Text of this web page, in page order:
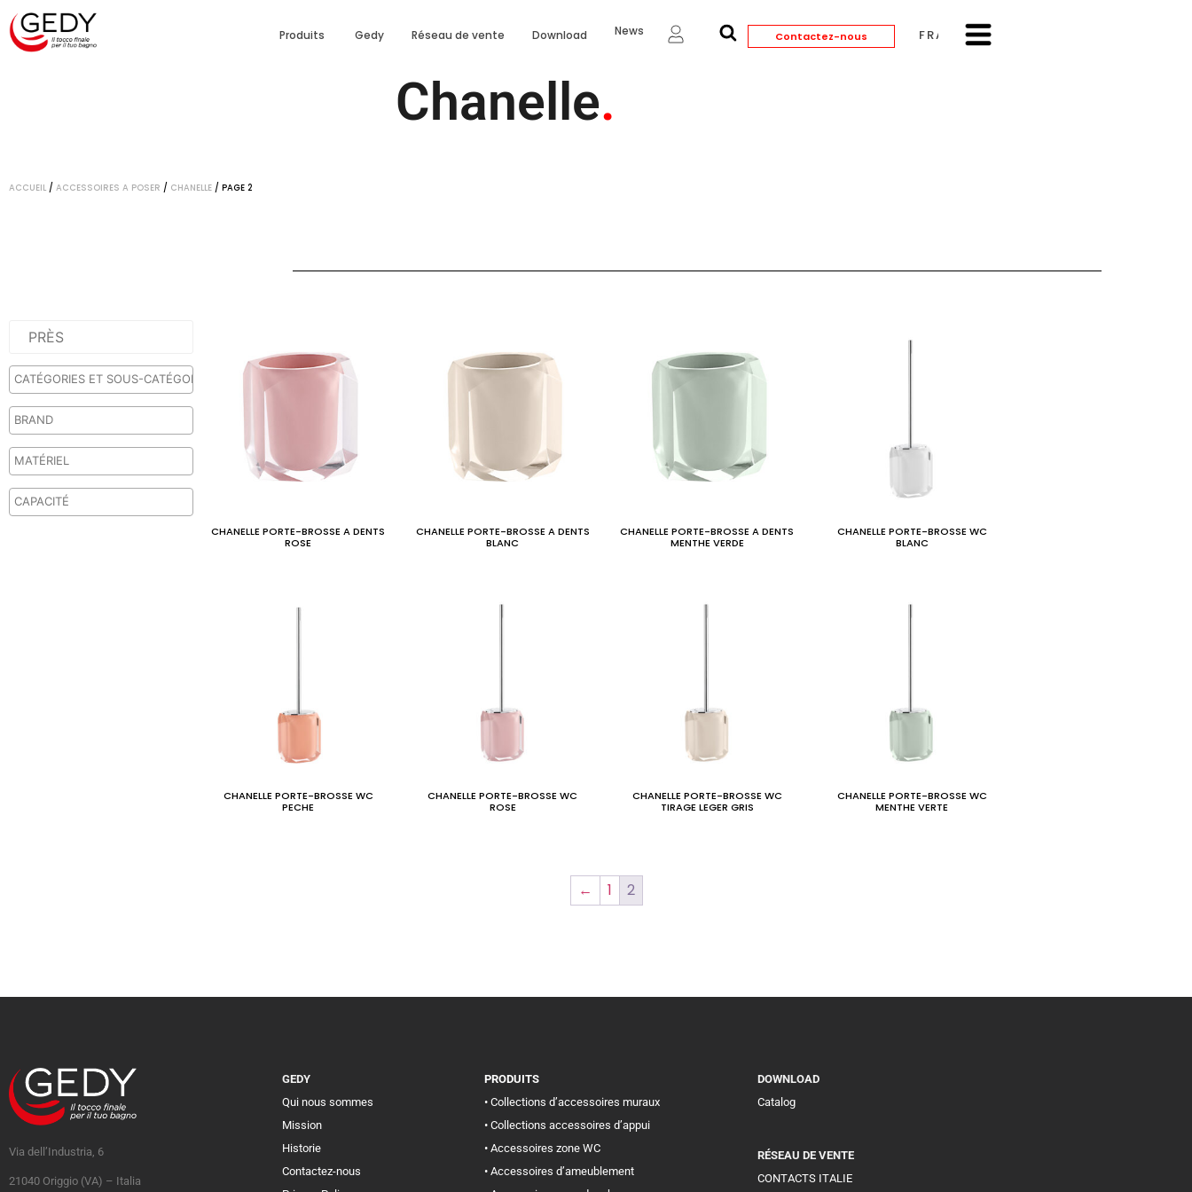
Produits Gedy Réseau de vente Download News Contactez-nous FRANÇAIS
Chanelle.
ACCUEIL / ACCESSOIRES A POSER / CHANELLE / PAGE 2
CHANELLE PORTE-BROSSE A DENTS
ROSE
CHANELLE PORTE-BROSSE A DENTS
BLANC
CHANELLE PORTE-BROSSE A DENTS
MENTHE VERDE
CHANELLE PORTE-BROSSE WC
BLANC
CHANELLE PORTE-BROSSE WC
PECHE
CHANELLE PORTE-BROSSE WC
ROSE
CHANELLE PORTE-BROSSE WC
TIRAGE LEGER GRIS
CHANELLE PORTE-BROSSE WC
MENTHE VERTE
← 1 2
Via dell’Industria, 6
21040 Origgio (VA) – Italia
GEDY
Qui nous sommes
Mission
Historie
Contactez-nous
PRODUITS
• Collections d’accessoires muraux
• Collections accessoires d’appui
• Accessoires zone WC
• Accessoires d’ameublement
DOWNLOAD
Catalog
RÉSEAU DE VENTE
CONTACTS ITALIE